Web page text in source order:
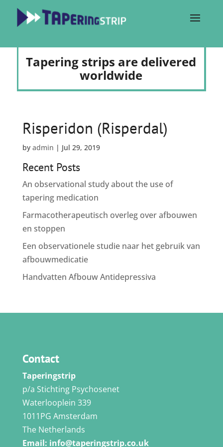
Tapering strips are delivered
worldwide
Risperidon (Risperdal)
by admin | Jul 29, 2019
Recent Posts
An observational study about the use of
tapering medication
Farmacotherapeutisch overleg over afbouwen
en stoppen
Een observationele studie naar het gebruik van
afbouwmedicatie
Handvatten Afbouw Antidepressiva
Contact
Taperingstrip
p/a Stichting Psychosenet
Waterlooplein 339
1011PG Amsterdam
The Netherlands
Email: info@taperingstrip.co.uk